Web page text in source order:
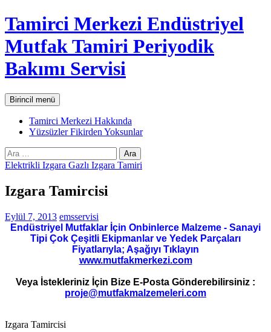
İçeriğe
atla
Tamirci Merkezi Endüstriyel
Mutfak Tamiri Periyodik
Bakımı Servisi
AraBirincil menü
Tamirci Merkezi Hakkında
Yüzsüzler Fikirden Yoksunlar
Arama:
Elektrikli Izgara Gazlı Izgara Tamiri
Izgara Tamircisi
Eylül 7, 2013 emsservisi
Endüstriyel Mutfaklar İçin Onbinlerce Malzeme - Sanayi
Tipi Çok Çeşitli Ekipmanlar ve Yedek Parçaları
Fiyatlarıyla; Aşağıyı Tıklayın
www.mutfakmerkezi.com
Veya İstekleriniz İçin Bize E-Posta Gönderebilirsiniz :
proje@mutfakmalzemeleri.com
Izgara Tamircisi